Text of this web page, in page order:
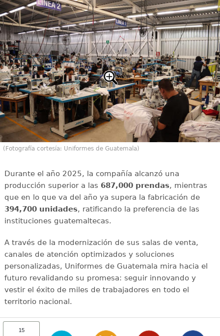
(Fotografía cortesía: Uniformes de Guatemala)
Durante el año 2025, la compañía alcanzó una
producción superior a las 687,000 prendas, mientras
que en lo que va del año ya supera la fabricación de
394,700 unidades, ratificando la preferencia de las
instituciones guatemaltecas.
A través de la modernización de sus salas de venta,
canales de atención optimizados y soluciones
personalizadas, Uniformes de Guatemala mira hacia el
futuro revalidando su promesa: seguir innovando y
vestir el éxito de miles de trabajadores en todo el
territorio nacional.
15